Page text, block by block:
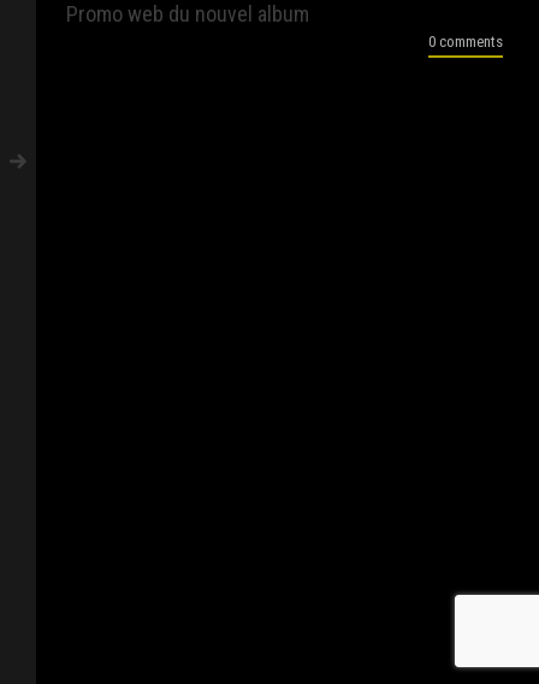
Promo web du nouvel album
0 comments